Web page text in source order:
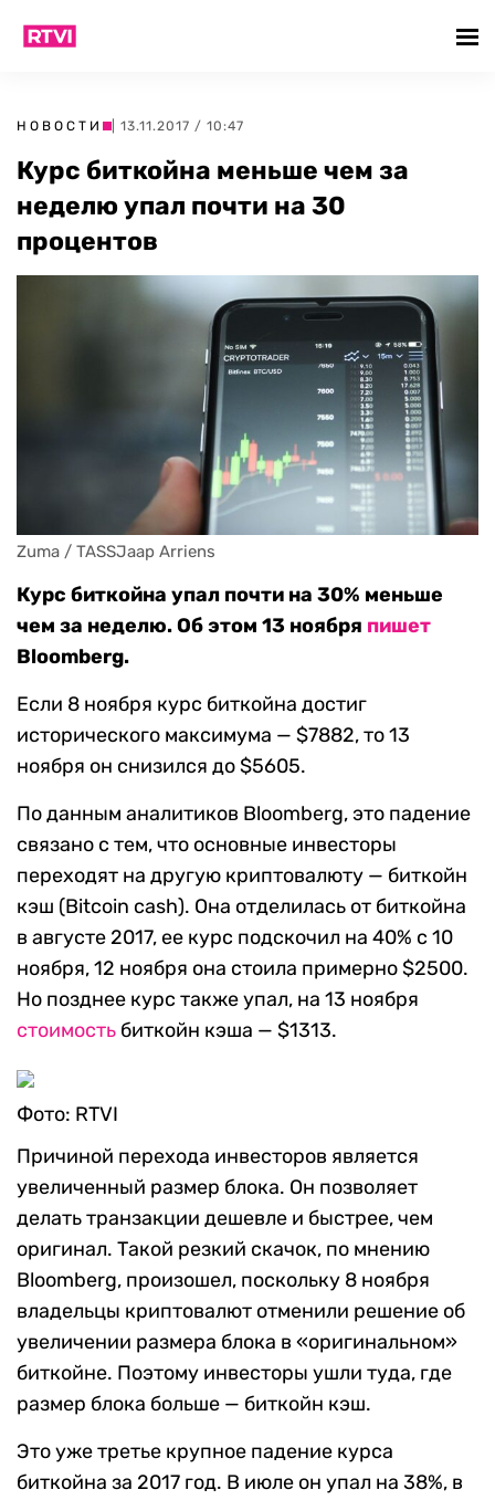
НОВОСТИ | 13.11.2017 / 10:47
Курс биткойна меньше чем за
неделю упал почти на 30
процентов
Zuma / TASSJaap Arriens
Курс биткойна упал почти на 30% меньше
чем за неделю. Об этом 13 ноября пишет
Bloomberg.
Если 8 ноября курс биткойна достиг
исторического максимума — $7882, то 13
ноября он снизился до $5605.
По данным аналитиков Bloomberg, это падение
связано с тем, что основные инвесторы
переходят на другую криптовалюту — биткойн
кэш (Bitcoin cash). Она отделилась от биткойна
в августе 2017, ее курс подскочил на 40% с 10
ноября, 12 ноября она стоила примерно $2500.
Но позднее курс также упал, на 13 ноября
стоимость биткойн кэша — $1313.
Фото: RTVI
Причиной перехода инвесторов является
увеличенный размер блока. Он позволяет
делать транзакции дешевле и быстрее, чем
оригинал. Такой резкий скачок, по мнению
Bloomberg, произошел, поскольку 8 ноября
владельцы криптовалют отменили решение об
увеличении размера блока в «оригинальном»
биткойне. Поэтому инвесторы ушли туда, где
размер блока больше — биткойн кэш.
Это уже третье крупное падение курса
биткойна за 2017 год. В июле он упал на 38%, в